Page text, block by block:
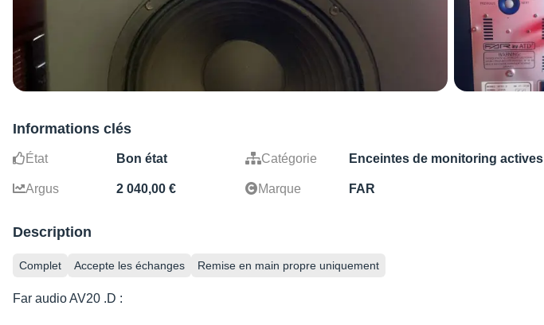
Informations clés
État Bon état Catégorie Enceintes de monitoring actives
Argus 2 040,00 € Marque FAR
Description
Complet Accepte les échanges Remise en main propre uniquement
Far audio AV20 .D :